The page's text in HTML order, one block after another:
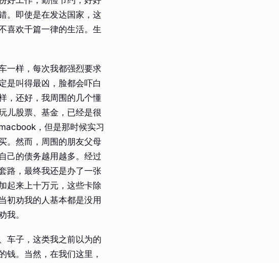
。即使是在发达国家，这
喜欢千篇一律的生活。生
一样，每次我都强烈要求
是叫得最凶，脸都会吓白
，还好，我周围的几个懂
儿股票、基金，已经是很
，但是那时候实习
。然而，周围的朋友父母
己的债务越用越多。经过
路，最终我还是办了一张
起来上十万元，这些卡除
初劝我的人基本都是没用
我。
车子，这类我之前以为的
钱。当然，在我们这里，